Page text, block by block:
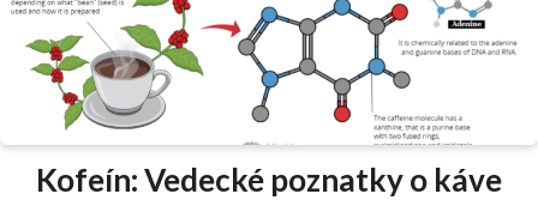
Kofeín: Vedecké poznatky o káve